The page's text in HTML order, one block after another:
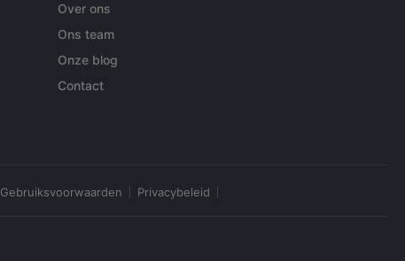
Over ons
Ons team
Onze blog
Contact
Gebruiksvoorwaarden Privacybeleid